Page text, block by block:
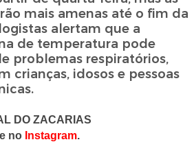
mais amenas até o fim da
alertam que a
de temperatura pode
problemas respiratórios,
crianças, idosos e pessoas
DO ZACARIAS
e no Instagram.